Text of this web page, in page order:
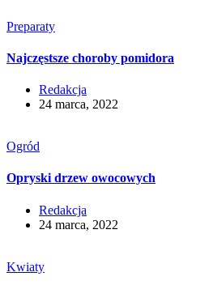
Preparaty
Najczęstsze choroby pomidora
Redakcja
24 marca, 2022
Ogród
Opryski drzew owocowych
Redakcja
24 marca, 2022
Kwiaty